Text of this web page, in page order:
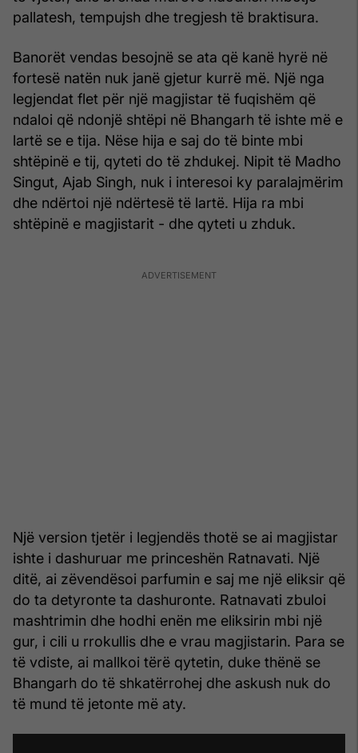
pallatesh, tempujsh dhe tregjesh të braktisura.
Banorët vendas besojnë se ata që kanë hyrë në
fortesë natën nuk janë gjetur kurrë më. Një nga
legjendat flet për një magjistar të fuqishëm që
ndaloi që ndonjë shtëpi në Bhangarh të ishte më e
lartë se e tija. Nëse hija e saj do të binte mbi
shtëpinë e tij, qyteti do të zhdukej. Nipit të Madho
Singut, Ajab Singh, nuk i interesoi ky paralajmërim
dhe ndërtoi një ndërtesë të lartë. Hija ra mbi
shtëpinë e magjistarit - dhe qyteti u zhduk.
Një version tjetër i legjendës thotë se ai magjistar
ishte i dashuruar me princeshën Ratnavati. Një
ditë, ai zëvendësoi parfumin e saj me një eliksir që
do ta detyronte ta dashuronte. Ratnavati zbuloi
mashtrimin dhe hodhi enën me eliksirin mbi një
gur, i cili u rrokullis dhe e vrau magjistarin. Para se
të vdiste, ai mallkoi tërë qytetin, duke thënë se
Bhangarh do të shkatërrohej dhe askush nuk do
të mund të jetonte më aty.